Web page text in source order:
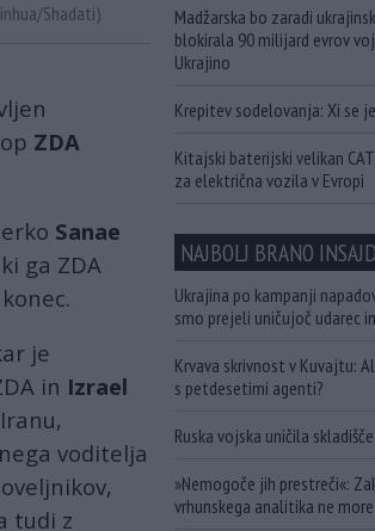
Shadati)
ZDA
Sanae
ga ZDA
je
in Izrael
voditelja
tudi z
Madžarska bo zaradi
blokirala 90 milijard evrov
Ukrajino
Krepitev sodelovanja: Xi se
Kitajski baterijski velikan
za električna vozila v Evropi
NAJBOLJ BRANO
Ukrajina po kampanji
smo prejeli uničujoč udarec
Krvava skrivnost v Kuvajtu:
s petdesetimi agenti?
Ruska vojska uničila
»Nemogoče jih prestreči«:
vrhunskega analitika ne